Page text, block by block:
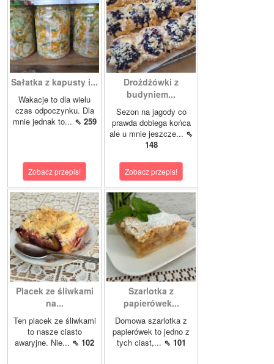
Sałatka z kapusty i...
Wakacje to dla wielu
czas odpoczynku. Dla
mnie jednak to... ⇖ 259
Zobacz przepis!
Drożdżówki z
budyniem...
Sezon na jagody co
prawda dobiega końca
ale u mnie jeszcze... ⇖
148
Zobacz przepis!
Placek ze śliwkami
na...
Ten placek ze śliwkami
to nasze ciasto
awaryjne. Nie... ⇖ 102
Szarlotka z
papierówek...
Domowa szarlotka z
papierówek to jedno z
tych ciast,... ⇖ 101